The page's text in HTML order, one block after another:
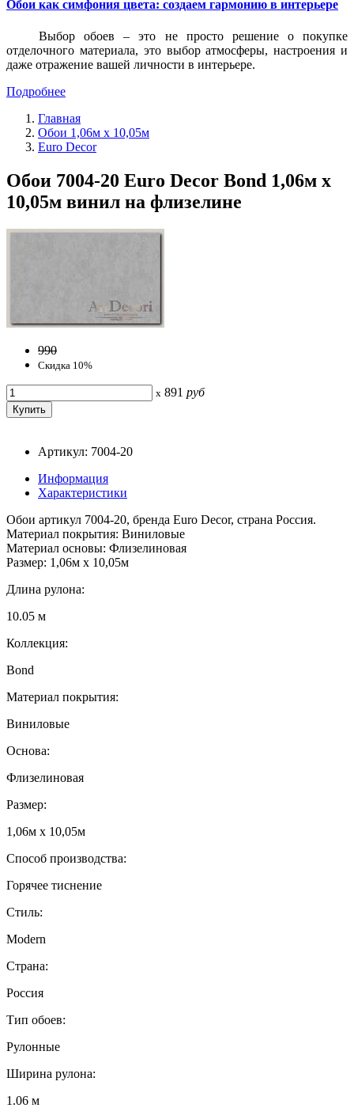
Обои как симфония цвета: создаем гармонию в интерьере
Выбор обоев – это не просто решение о покупке
отделочного материала, это выбор атмосферы, настроения и
даже отражение вашей личности в интерьере.
Подробнее
Главная
Обои 1,06м х 10,05м
Euro Decor
Обои 7004-20 Euro Decor Bond 1,06м х
10,05м винил на флизелине
990
Скидка 10%
x 891 руб
Артикул: 7004-20
Информация
Характеристики
Обои артикул 7004-20, бренда Euro Decor, страна Россия.
Материал покрытия: Виниловые
Материал основы: Флизелиновая
Размер: 1,06м х 10,05м
Длина рулона:
10.05 м
Коллекция:
Bond
Материал покрытия:
Виниловые
Основа:
Флизелиновая
Размер:
1,06м х 10,05м
Способ производства:
Горячее тиснение
Стиль:
Modern
Страна:
Россия
Тип обоев:
Рулонные
Ширина рулона:
1.06 м